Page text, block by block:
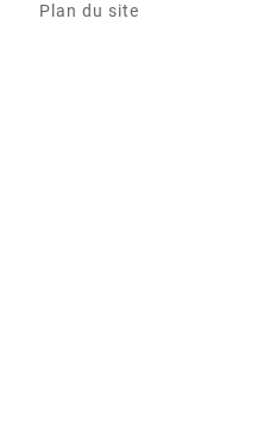
Plan du site